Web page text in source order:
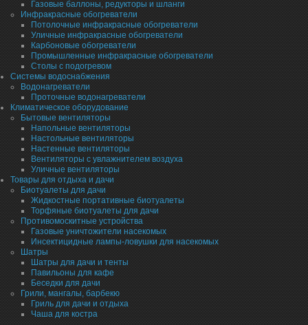
Газовые баллоны, редукторы и шланги
Инфракрасные обогреватели
Потолочные инфракрасные обогреватели
Уличные инфракрасные обогреватели
Карбоновые обогреватели
Промышленные инфракрасные обогреватели
Столы с подогревом
Системы водоснабжения
Водонагреватели
Проточные водонагреватели
Климатическое оборудование
Бытовые вентиляторы
Напольные вентиляторы
Настольные вентиляторы
Настенные вентиляторы
Вентиляторы с увлажнителем воздуха
Уличные вентиляторы
Товары для отдыха и дачи
Биотуалеты для дачи
Жидкостные портативные биотуалеты
Торфяные биотуалеты для дачи
Противомоскитные устройства
Газовые уничтожители насекомых
Инсектицидные лампы-ловушки для насекомых
Шатры
Шатры для дачи и тенты
Павильоны для кафе
Беседки для дачи
Грили, мангалы, барбекю
Гриль для дачи и отдыха
Чаша для костра